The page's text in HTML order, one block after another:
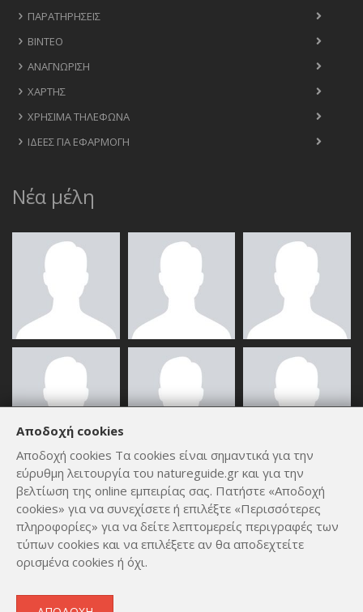
ΠΑΡΑΤΗΡΉΣΕΙΣ
ΒΊΝΤΕΟ
ΑΝΑΓΝΏΡΙΣΗ
ΧΆΡΤΗΣ
ΧΡΉΣΙΜΑ ΤΗΛΈΦΩΝΑ
ΙΔΈΕΣ ΓΙΑ ΕΦΑΡΜΟΓΉ
Νέα μέλη
ΟΛΑ ΤΑ ΜΈΛΗ
Copyright © 2012 - 2026
Αποδοχή cookies
Αποδοχή cookies Τα cookies είναι σημαντικά για την
εύρυθμη λειτουργία του natureguide.gr και για την
βελτίωση της online εμπειρίας σας. Πατήστε «Αποδοχή
cookies» για να συνεχίσετε ή επιλέξτε «Περισσότερες
πληροφορίες» για να δείτε λεπτομερείς περιγραφές των
τύπων cookies και να επιλέξετε αν θα αποδεχτείτε
ορισμένα cookies ή όχι.